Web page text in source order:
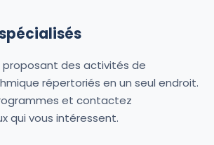
proposant des activités de
répertoriés en un seul endroit.
et contactez
qui vous intéressent.